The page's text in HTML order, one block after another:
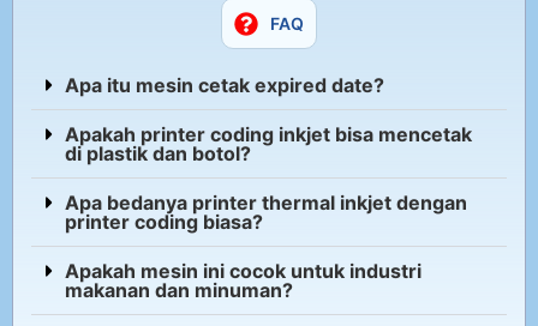
FAQ
Apa itu mesin cetak expired date?
Apakah printer coding inkjet bisa mencetak
di plastik dan botol?
Apa bedanya printer thermal inkjet dengan
printer coding biasa?
Apakah mesin ini cocok untuk industri
makanan dan minuman?